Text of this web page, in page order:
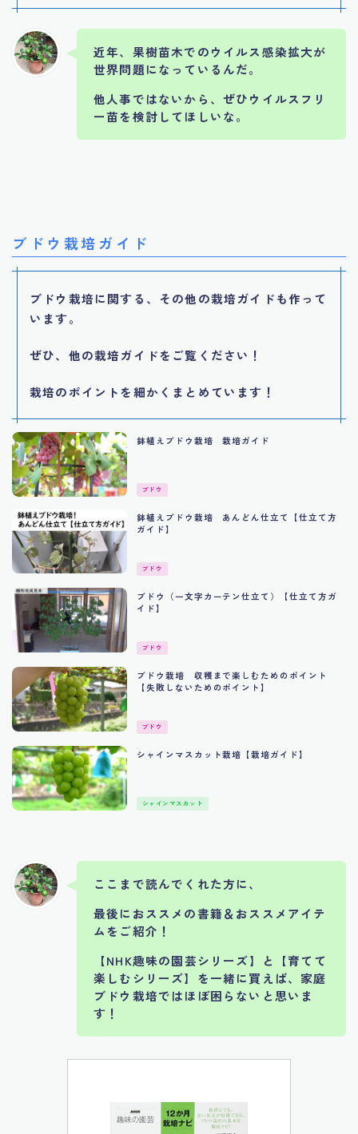
近年、果樹苗木でのウイルス感染拡大が
世界問題になっているんだ。
他人事ではないから、ぜひウイルスフリ
ー苗を検討してほしいな。
ブドウ栽培ガイド
ブドウ栽培に関する、その他の栽培ガイドも作って
います。
ぜひ、他の栽培ガイドをご覧ください！
栽培のポイントを細かくまとめています！
鉢植えブドウ栽培 栽培ガイド
ブドウ
鉢植えブドウ栽培 あんどん仕立て【仕立て方
ガイド】
ブドウ
ブドウ（一文字カーテン仕立て）【仕立て方ガ
イド】
ブドウ
ブドウ栽培 収穫まで楽しむためのポイント
【失敗しないためのポイント】
ブドウ
シャインマスカット栽培【栽培ガイド】
シャインマスカット
ここまで読んでくれた方に、
最後におススメの書籍＆おススメアイテ
ムをご紹介！
【NHK趣味の園芸シリーズ】と【育てて
楽しむシリーズ】を一緒に買えば、家庭
ブドウ栽培ではほぼ困らないと思いま
す！